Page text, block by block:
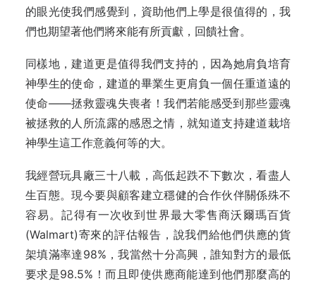
的眼光使我們感覺到，資助他們上學是很值得的，我
們也期望著他們將來能有所貢獻，回饋社會。
同樣地，建道更是值得我們支持的，因為她肩負培育
神學生的使命，建道的畢業生更肩負一個任重道遠的
使命——拯救靈魂失喪者！我們若能感受到那些靈魂
被拯救的人所流露的感恩之情，就知道支持建道栽培
神學生這工作意義何等的大。
我經營玩具廠三十八載，高低起跌不下數次，看盡人
生百態。現今要與顧客建立穩健的合作伙伴關係殊不
容易。記得有一次收到世界最大零售商沃爾瑪百貨
(Walmart)寄來的評估報告，說我們給他們供應的貨
架填滿率達98%，我當然十分高興，誰知對方的最低
要求是98.5%！而且即使供應商能達到他們那麼高的